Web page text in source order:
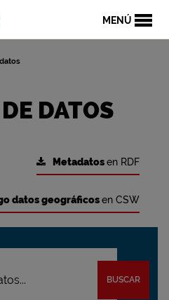
MENÚ
DATOS
Metadatosen RDF
datos geográficosen CSW
BUSCAR